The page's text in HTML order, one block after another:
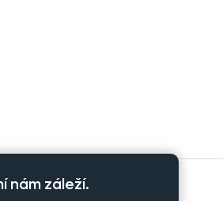
nám záleží.